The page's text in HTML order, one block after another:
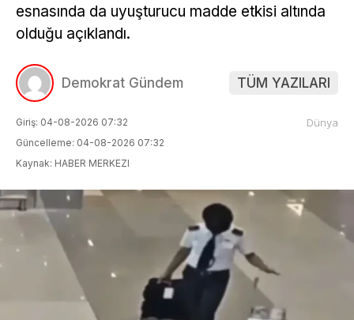
esnasında da uyuşturucu madde etkisi altında
olduğu açıklandı.
Demokrat Gündem TÜM YAZILARI
Giriş: 04-08-2026 07:32
Güncelleme: 04-08-2026 07:32
Kaynak: HABER MERKEZI
Dünya